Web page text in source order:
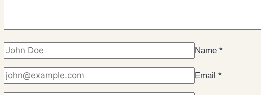
Name *
Email *